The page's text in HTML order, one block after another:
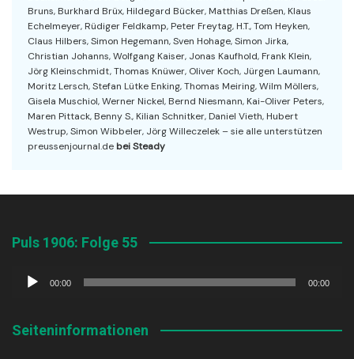
Bruns, Burkhard Brüx, Hildegard Bücker, Matthias Dreßen, Klaus
Echelmeyer, Rüdiger Feldkamp, Peter Freytag, H.T., Tom Heyken,
Claus Hilbers, Simon Hegemann, Sven Hohage, Simon Jirka,
Christian Johanns, Wolfgang Kaiser, Jonas Kaufhold, Frank Klein,
Jörg Kleinschmidt, Thomas Knüwer, Oliver Koch, Jürgen Laumann,
Moritz Lersch, Stefan Lütke Enking, Thomas Meiring, Wilm Möllers,
Gisela Muschiol, Werner Nickel, Bernd Niesmann, Kai-Oliver Peters,
Maren Pittack, Benny S., Kilian Schnitker, Daniel Vieth, Hubert
Westrup, Simon Wibbeler, Jörg Willeczelek – sie alle unterstützen
preussenjournal.de bei Steady
Puls 1906: Folge 55
Audio-
00:00 00:00
Seiteninformationen